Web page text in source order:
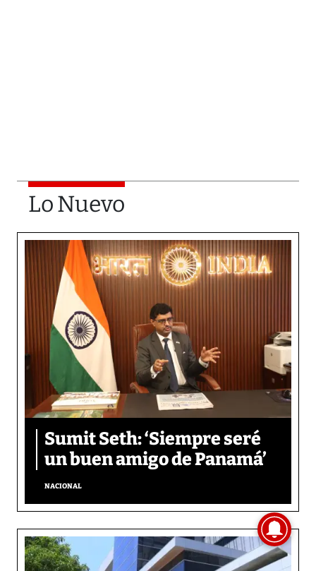
Lo Nuevo
Sumit Seth: ‘Siempre seré
un buen amigo de Panamá’
NACIONAL